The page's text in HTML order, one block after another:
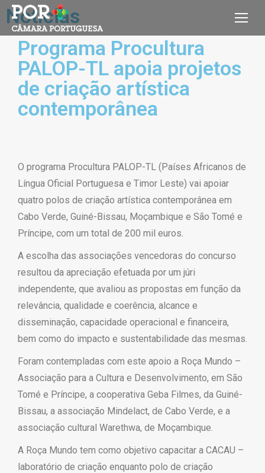
Notícias
Programa Procultura
PALOP-TL apoia projetos
de criação artística
contemporânea
O programa Procultura PALOP-TL (Países Africanos de
Língua Oficial Portuguesa e Timor Leste) vai apoiar
quatro polos de criação artística contemporânea em
Cabo Verde, Guiné-Bissau, Moçambique e São Tomé e
Príncipe, com um total de 200 mil euros.
A escolha das associações vencedoras do concurso
resultou da apreciação efetuada por um júri
independente, que avaliou as propostas em função da
relevância, qualidade e coerência, alcance e
disseminação, capacidade operacional e financeira,
bem como do impacto e sustentabilidade das mesmas.
Foram contempladas com este apoio a Roça Mundo –
Associação para a Cultura e Desenvolvimento, em São
Tomé e Príncipe, a cooperativa Geba Filmes, da Guiné-
Bissau, a associação Mindelact, de Cabo Verde, e a
associação cultural Warethwa, de Moçambique.
A Roça Mundo tem como objetivo capacitar a CACAU –
laboratório de criação enquanto polo de criação